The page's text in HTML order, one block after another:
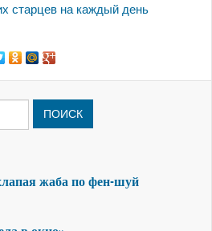
старцев на каждый день
ПОИСК
жаба по фен-шуй